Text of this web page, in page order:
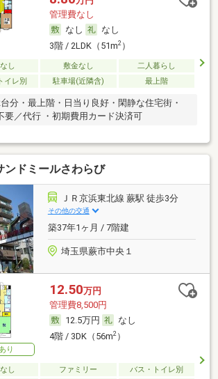
管理費なし
なし
なし
3階 / 2LDK（51m2）
し 敷金なし
二人暮らし
イレ別
駐車場(近隣含) 最上階
分・最上階・日当り良好・閑静な住宅街・
要／代行 ・初期費用カード決済可
ンドミールさわらび
ＪＲ京浜東北線 蕨駅 徒歩3分
その他の交通
築37年1ヶ月 / 7階建
埼玉県蕨市中央１
り
12.50万円
管理費8,500円
12.5万円
なし
4階 / 3DK（56m2）
し ファミリー
バス・トイレ別